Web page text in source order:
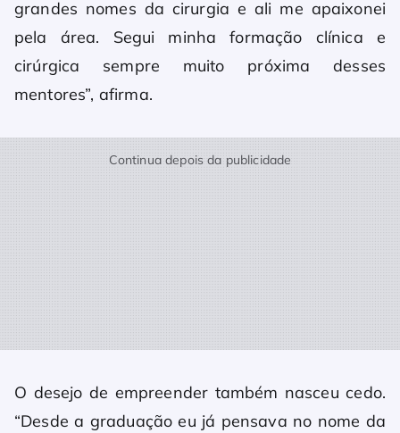
grandes nomes da cirurgia e ali me apaixonei
pela área. Segui minha formação clínica e
cirúrgica sempre muito próxima desses
mentores”, afirma.
Continua depois da publicidade
O desejo de empreender também nasceu cedo.
“Desde a graduação eu já pensava no nome da